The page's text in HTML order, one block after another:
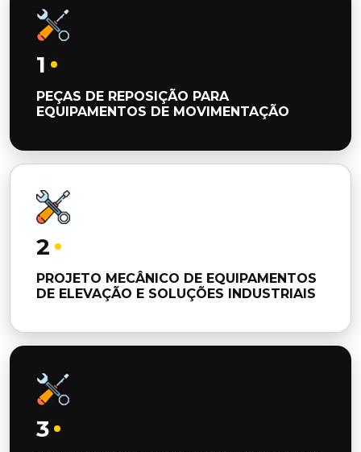
1
PEÇAS DE REPOSIÇÃO PARA
EQUIPAMENTOS DE MOVIMENTAÇÃO
2
PROJETO MECÂNICO DE EQUIPAMENTOS
DE ELEVAÇÃO E SOLUÇÕES INDUSTRIAIS
3